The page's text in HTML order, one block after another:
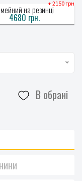
+ 2150 грн
на резинці
4680 грн.
В обрані